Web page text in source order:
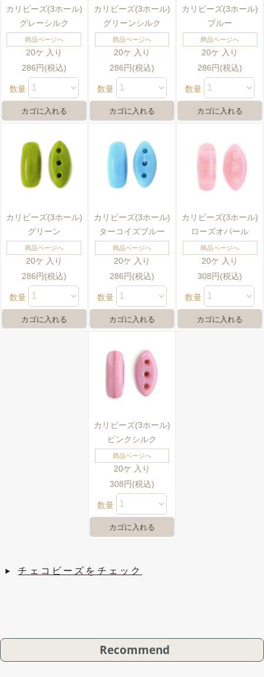
カリビーズ(3ホール)
グレーシルク
商品ページへ
20ケ 入り
286円(税込)
数量
カリビーズ(3ホール)
グリーンシルク
商品ページへ
20ケ 入り
286円(税込)
数量
カリビーズ(3ホール)
ブルー
商品ページへ
20ケ 入り
286円(税込)
数量
カリビーズ(3ホール)
グリーン
商品ページへ
20ケ 入り
286円(税込)
数量
カリビーズ(3ホール)
ターコイズブルー
商品ページへ
20ケ 入り
286円(税込)
数量
カリビーズ(3ホール)
ローズオパール
商品ページへ
20ケ 入り
308円(税込)
数量
カリビーズ(3ホール)
ピンクシルク
商品ページへ
20ケ 入り
308円(税込)
数量
チェコビーズをチェック
Recommend